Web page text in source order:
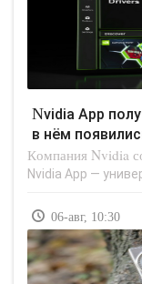
Nvidia App получило масштабное обновление —
в нём
Компания Nvidia
Nvidia App —
06-авг, 10:30